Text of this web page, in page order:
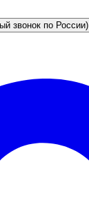
звонок по России)